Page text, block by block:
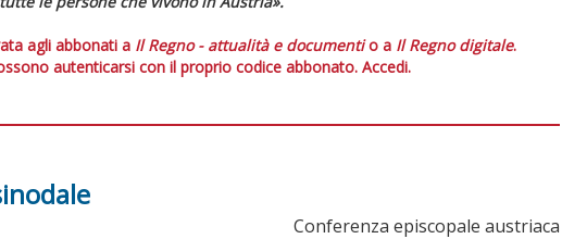
agli abbonati a Il Regno - attualità e documentio a Il Regno digitale.
autenticarsi con il proprio codice abbonato. Accedi.
Conferenza episcopale austriaca